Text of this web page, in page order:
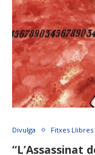
Divulga Fitxes Llibres
“L’Assassinat